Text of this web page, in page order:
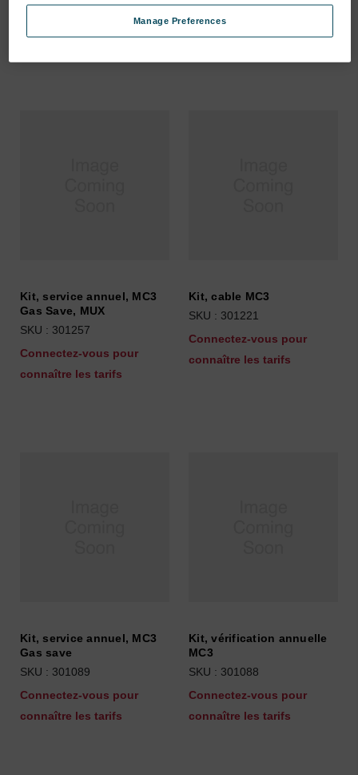
Kit, service annuel, MC3
Gas Save, MUX
SKU : 301257
Connectez-vous pour
connaître les tarifs
Kit, cable MC3
SKU : 301221
Connectez-vous pour
connaître les tarifs
Kit, service annuel, MC3
Gas save
SKU : 301089
Connectez-vous pour
connaître les tarifs
Kit, vérification annuelle
MC3
SKU : 301088
Connectez-vous pour
connaître les tarifs
Manage Preferences